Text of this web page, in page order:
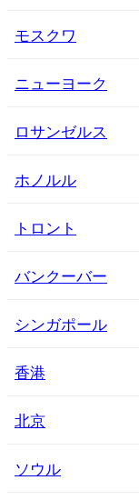
モスクワ
ニューヨーク
ロサンゼルス
ホノルル
トロント
バンクーバー
シンガポール
香港
北京
ソウル